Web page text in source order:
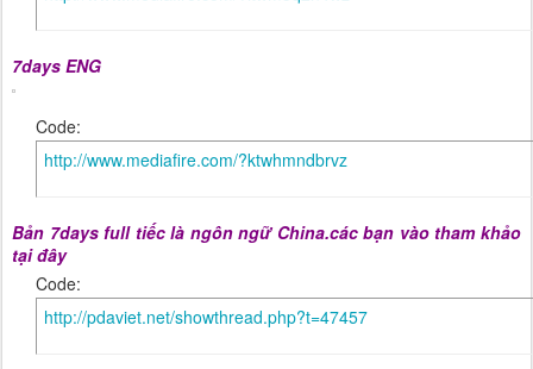
7days ENG
Code:
http://www.mediafire.com/?ktwhmndbrvz
Bản 7days full tiếc là ngôn ngữ China.các bạn vào tham khảo
tại đây
Code:
http://pdaviet.net/showthread.php?t=47457